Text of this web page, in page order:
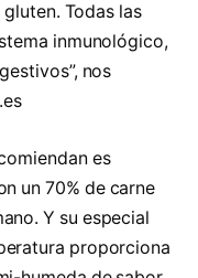
Todas las
inmunológico,
nos
es
un 70% de carne
Y su especial
proporciona